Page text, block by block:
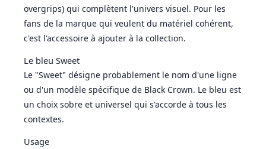
overgrips) qui complètent l'univers visuel. Pour les
fans de la marque qui veulent du matériel cohérent,
c'est l'accessoire à ajouter à la collection.
Le bleu Sweet
Le "Sweet" désigne probablement le nom d'une ligne
ou d'un modèle spécifique de Black Crown. Le bleu est
un choix sobre et universel qui s'accorde à tous les
contextes.
Usage